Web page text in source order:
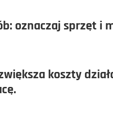
oznaczaj sprzęt i
koszty